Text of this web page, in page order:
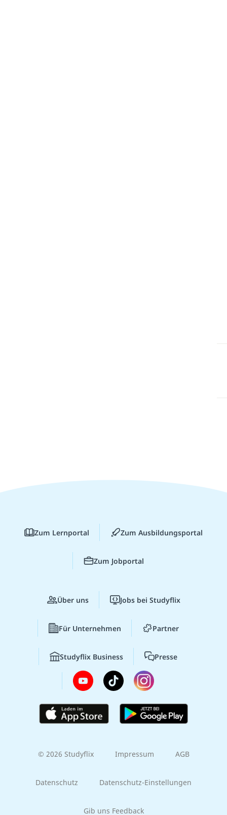
Zum Lernportal Zum Ausbildungsportal
Zum Jobportal
Über uns Jobs bei Studyflix
Für Unternehmen Partner
Studyflix Business Presse
© 2026 Studyflix Impressum AGB
Datenschutz Datenschutz-Einstellungen
Gib uns Feedback